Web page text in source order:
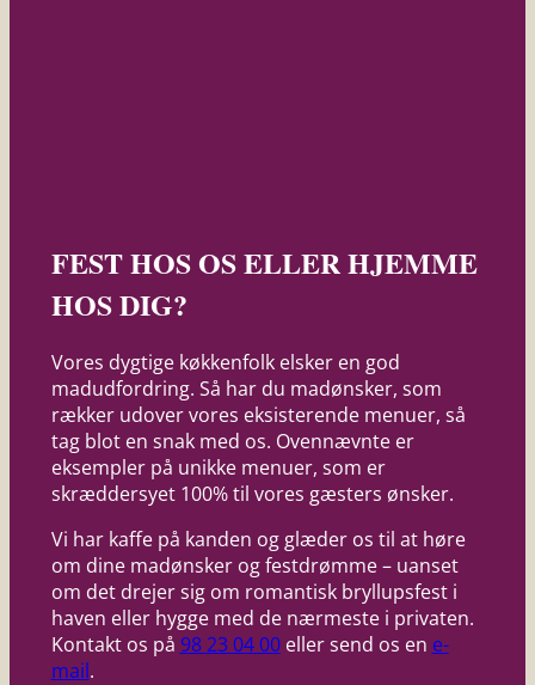
FEST HOS OS ELLER HJEMME
HOS DIG?
Vores dygtige køkkenfolk elsker en god
madudfordring. Så har du madønsker, som
rækker udover vores eksisterende menuer, så
tag blot en snak med os. Ovennævnte er
eksempler på unikke menuer, som er
skræddersyet 100% til vores gæsters ønsker.
Vi har kaffe på kanden og glæder os til at høre
om dine madønsker og festdrømme – uanset
om det drejer sig om romantisk bryllupsfest i
haven eller hygge med de nærmeste i privaten.
Kontakt os på 98 23 04 00eller send os en e-
mail.